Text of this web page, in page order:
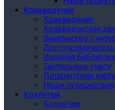
Краеведение
Краеведение
Краеведческая
Знакомство с
Издания
Тактильные книги
Литературная карта
Наши путешествия
Коллегам
Коллегам